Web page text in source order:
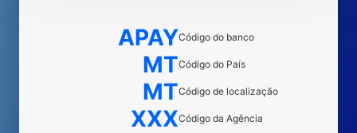
APAYCódigo do banco
MTCódigo do País
MTCódigo de localização
XXXCódigo da Agência